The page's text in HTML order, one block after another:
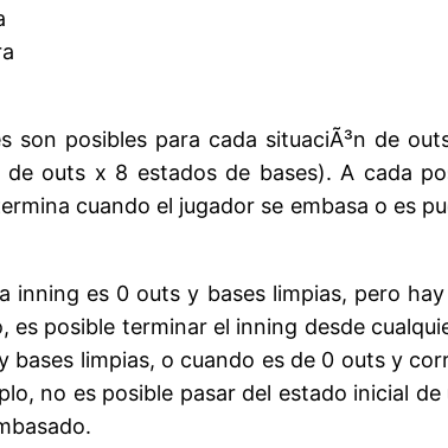
son posibles para cada situaciÃ³n de
outs x 8 estados de bases). A cada
cuando el jugador se embasa o es
inning es 0 outs y bases limpias, pero
es posible terminar el inning desde
bases limpias, o cuando es de 0 outs y
no es posible pasar del estado inicial